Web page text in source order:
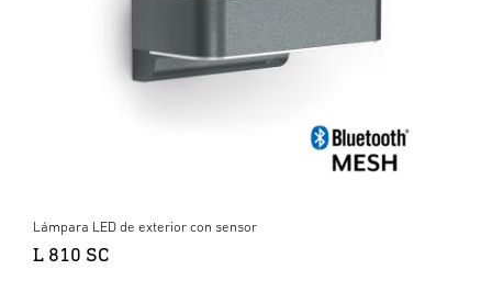
Lámpara LED de exterior con sensor
L 810 SC